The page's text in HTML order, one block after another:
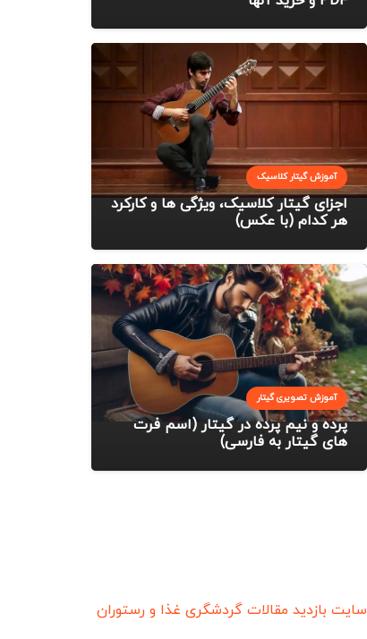
آموزش گیتار کلاسیک
اجزای گیتار کلاسیک، ویژگی ها و کارکرد
هر کدام (با عکس)
آموزش تصویری گیتار
پرده و نیم پرده در گیتار (اسم فرت
های گیتار به فارسی)
سایت بازدید مقالات گردشگری غذا و رستوران